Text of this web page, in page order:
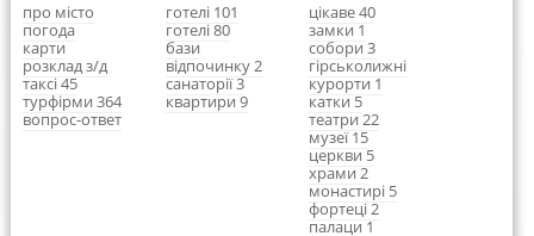
про місто
погода
карти
розклад з/д
таксі 45
турфірми 364
вопрос-ответ
готелі 101
готелі 80
бази
відпочинку 2
санаторії 3
квартири 9
цікаве 40
замки 1
собори 3
гірськолижні
курорти 1
катки 5
театри 22
музеї 15
церкви 5
храми 2
монастирі 5
фортеці 2
палаци 1